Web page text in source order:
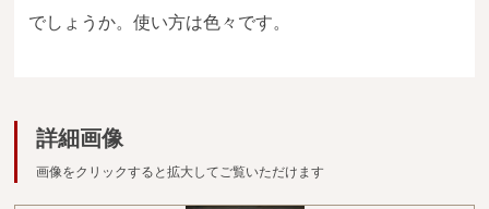
商品検索
広葉樹一枚板
でしょうか。使い方は色々です。
詳細画像
画像をクリックすると拡大してご覧いただけます